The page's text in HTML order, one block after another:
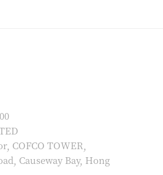
COFCO TOWER,
Causeway Bay, Hong